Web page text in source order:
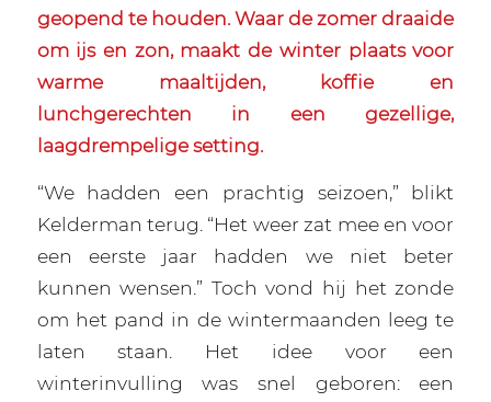
geopend te houden. Waar de zomer draaide
om ijs en zon, maakt de winter plaats voor
warme maaltijden, koffie en
lunchgerechten in een gezellige,
laagdrempelige setting.
“We hadden een prachtig seizoen,” blikt
Kelderman terug. “Het weer zat mee en voor
een eerste jaar hadden we niet beter
kunnen wensen.” Toch vond hij het zonde
om het pand in de wintermaanden leeg te
laten staan. Het idee voor een
winterinvulling was snel geboren: een